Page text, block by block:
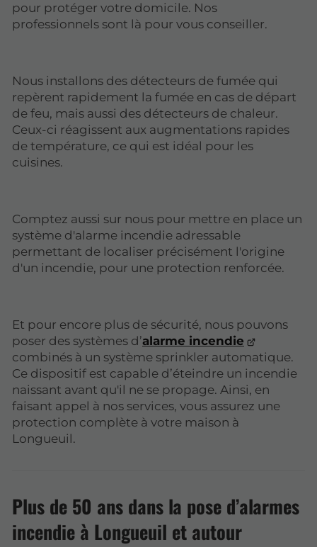
pour protéger votre domicile. Nos
professionnels sont là pour vous conseiller.
Nous installons des détecteurs de fumée qui
repèrent rapidement la fumée en cas de départ
de feu, mais aussi des détecteurs de chaleur.
Ceux-ci réagissent aux augmentations rapides
de température, ce qui est idéal pour les
cuisines.
Comptez aussi sur nous pour mettre en place un
système d'alarme incendie adressable
permettant de localiser précisément l'origine
d'un incendie, pour une protection renforcée.
Et pour encore plus de sécurité, nous pouvons
poser des systèmes d’alarme incendie
combinés à un système sprinkler automatique.
Ce dispositif est capable d’éteindre un incendie
naissant avant qu'il ne se propage. Ainsi, en
faisant appel à nos services, vous assurez une
protection complète à votre maison à
Longueuil.
Plus de 50 ans dans la pose d’alarmes
incendie à Longueuil et autour